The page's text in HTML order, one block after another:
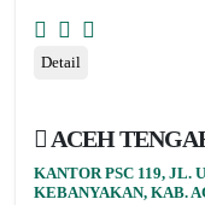
Detail
ACEH
KANTOR PSC 119, JL.
KEBANYAKAN, KAB.